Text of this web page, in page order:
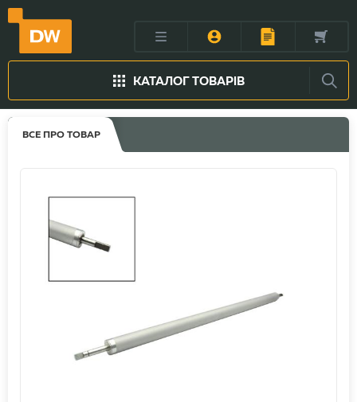
КАТАЛОГ ТОВАРІВ
ВСЕ ПРО ТОВАР